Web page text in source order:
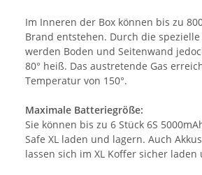
Im Inneren der Box können bis zu
Brand entstehen. Durch die
werden Boden und Seitenwand
80° heiß. Das austretende Gas
Temperatur von 150°.
Maximale Batteriegröße:
Sie können bis zu 6 Stück 6S
Safe XL laden und lagern. Auch
lassen sich im XL Koffer sicher laden